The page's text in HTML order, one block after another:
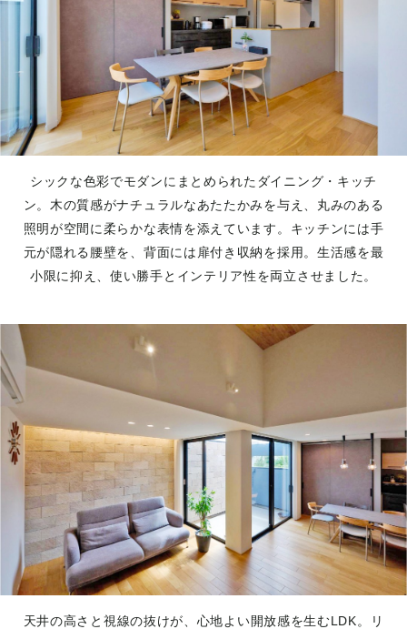
シックな色彩でモダンにまとめられたダイニング・キッチ
ン。木の質感がナチュラルなあたたかみを与え、丸みのある
照明が空間に柔らかな表情を添えています。キッチンには手
元が隠れる腰壁を、背面には扉付き収納を採用。生活感を最
小限に抑え、使い勝手とインテリア性を両立させました。
天井の高さと視線の抜けが、心地よい開放感を生むLDK。リ